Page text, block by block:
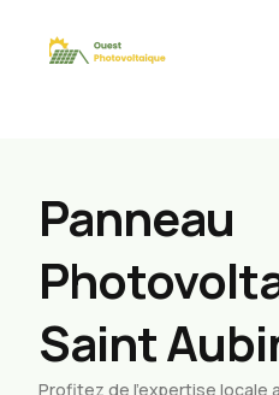
Panneau
Saint
Profitez de l’expertise locale